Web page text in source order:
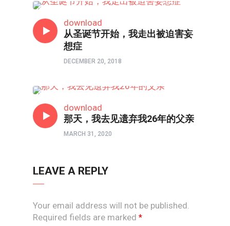
download
从圣诞节开始，我走出被迫害妄
想症
DECEMBER 20, 2018
download
那天，我去见遗弃我26年的父亲
MARCH 31, 2020
LEAVE A REPLY
Your email address will not be published.
Required fields are marked *